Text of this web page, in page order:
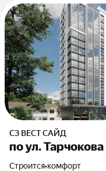
СЗ ВЕСТ САЙД
по ул. Тарчокова
Строится•комфорт